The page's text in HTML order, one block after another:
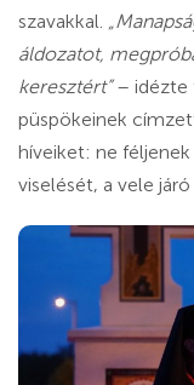
szavakkal.
áldozatot,
keresztért”– idézte
püspökeinek
híveiket: ne
viselését, a vele